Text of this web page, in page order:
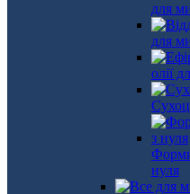
для
для
олії
нуля